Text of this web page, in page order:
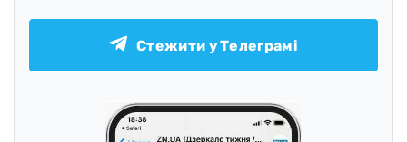
Стежити у Телеграмі